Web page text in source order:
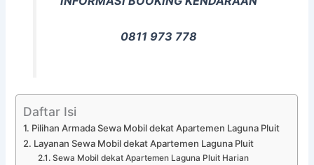
0811 973 778
Daftar Isi
Pilihan Armada Sewa Mobil dekat Apartemen Laguna Pluit
Layanan Sewa Mobil dekat Apartemen Laguna Pluit
Sewa Mobil dekat Apartemen Laguna Pluit Harian